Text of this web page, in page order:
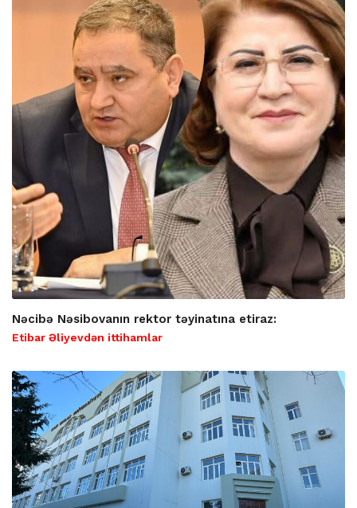
Nəcibə Nəsibovanın rektor təyinatına etiraz:
Etibar Əliyevdən ittihamlar